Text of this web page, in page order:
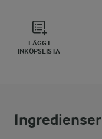
LÄGG I
INKÖPSLISTA
Ingredienser